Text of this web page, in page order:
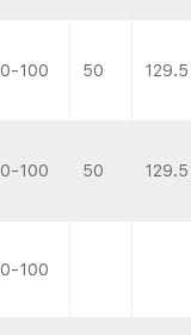
0-100 50 129.5
0-100 50 129.5
0-100